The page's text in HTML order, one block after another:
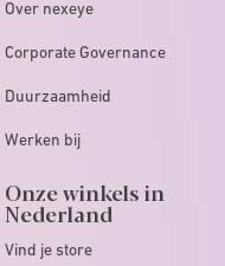
Over nexeye
Corporate Governance
Duurzaamheid
Werken bij
Onze winkels in
Nederland
Vind je store